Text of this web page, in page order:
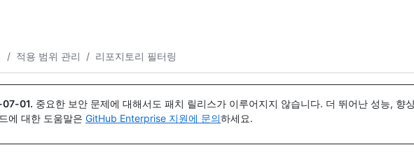
/ 적용 범위 관리 / 리포지토리 필터링
01. 중요한 보안 문제에 대해서도 패치 릴리스가 이루어지지 않습니다. 더 뛰어난 성능, 향
에 대한 도움말은 GitHub Enterprise 지원에 문의하세요.